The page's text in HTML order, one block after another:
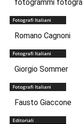
fotogrammi
Fotografi Italiani
Romano Cagnoni
Fotografi Italiani
Giorgio Sommer
Fotografi Italiani
Fausto Giaccone
Editoriali